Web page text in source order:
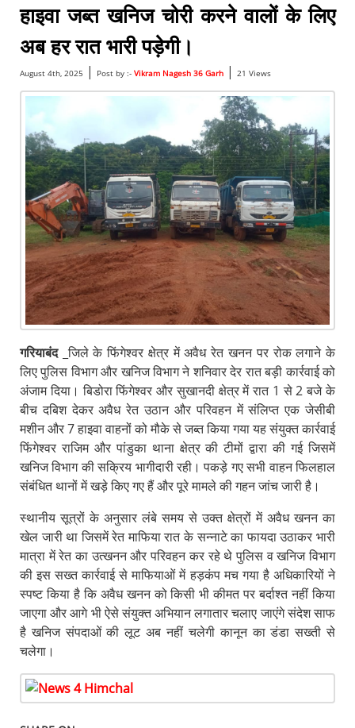
हाइवा जब्त खनिज चोरी करने वालों के लिए
अब हर रात भारी पड़ेगी।
August 4th, 2025 | Post by :- Vikram Nagesh 36 Garh| 21 Views
गरियाबंद _जिले के फिंगेश्वर क्षेत्र में अवैध रेत खनन पर रोक लगाने के
लिए पुलिस विभाग और खनिज विभाग ने शनिवार देर रात बड़ी कार्रवाई को
अंजाम दिया। बिडोरा फिंगेश्वर और सुखानदी क्षेत्र में रात 1 से 2 बजे के
बीच दबिश देकर अवैध रेत उठान और परिवहन में संलिप्त एक जेसीबी
मशीन और 7 हाइवा वाहनों को मौके से जब्त किया गया यह संयुक्त कार्रवाई
फिंगेश्वर राजिम और पांडुका थाना क्षेत्र की टीमों द्वारा की गई जिसमें
खनिज विभाग की सक्रिय भागीदारी रही। पकड़े गए सभी वाहन फिलहाल
संबंधित थानों में खड़े किए गए हैं और पूरे मामले की गहन जांच जारी है।
स्थानीय सूत्रों के अनुसार लंबे समय से उक्त क्षेत्रों में अवैध खनन का
खेल जारी था जिसमें रेत माफिया रात के सन्नाटे का फायदा उठाकर भारी
मात्रा में रेत का उत्खनन और परिवहन कर रहे थे पुलिस व खनिज विभाग
की इस सख्त कार्रवाई से माफियाओं में हड़कंप मच गया है अधिकारियों ने
स्पष्ट किया है कि अवैध खनन को किसी भी कीमत पर बर्दाश्त नहीं किया
जाएगा और आगे भी ऐसे संयुक्त अभियान लगातार चलाए जाएंगे संदेश साफ
है खनिज संपदाओं की लूट अब नहीं चलेगी कानून का डंडा सख्ती से
चलेगा।